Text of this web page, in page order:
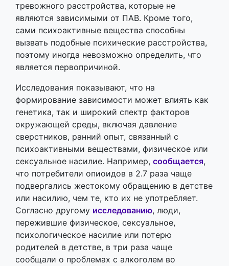
тревожного расстройства, которые не
являются зависимыми от ПАВ. Кроме того,
сами психоактивные вещества способны
вызвать подобные психические расстройства,
поэтому иногда невозможно определить, что
является первопричиной.
Исследования показывают, что на
формирование зависимости может влиять как
генетика, так и широкий спектр факторов
окружающей среды, включая давление
сверстников, ранний опыт, связанный с
психоактивными веществами, физическое или
сексуальное насилие. Например, сообщается,
что потребители опиоидов в 2.7 раза чаще
подвергались жестокому обращению в детстве
или насилию, чем те, кто их не употребляет.
Согласно другому исследованию, люди,
пережившие физическое, сексуальное,
психологическое насилие или потерю
родителей в детстве, в три раза чаще
сообщали о проблемах с алкоголем во